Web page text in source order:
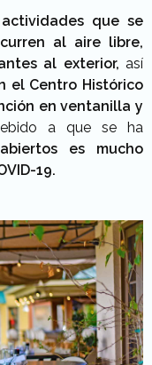
que se
al aire libre,
al exterior, así
el Centro Histórico
en ventanilla y
a que se ha
es mucho
19.